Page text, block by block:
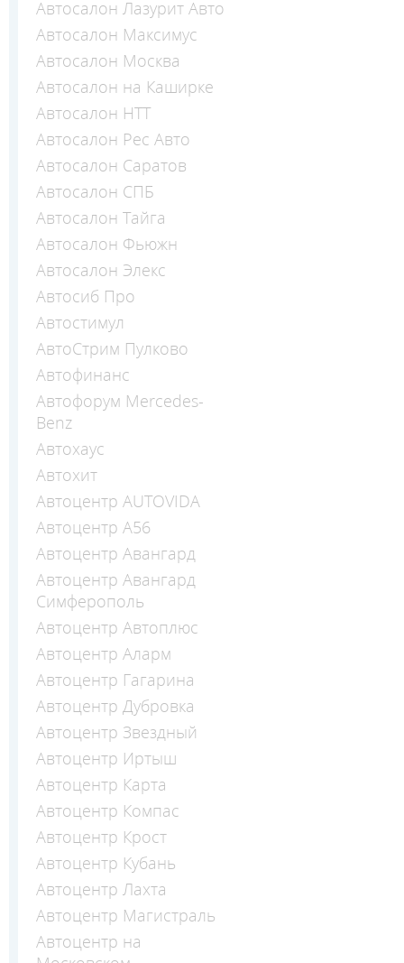
Автосалон Лазурит Авто
Автосалон Максимус
Автосалон Москва
Автосалон на Каширке
Автосалон НТТ
Автосалон Рес Авто
Автосалон Саратов
Автосалон СПБ
Автосалон Тайга
Автосалон Фьюжн
Автосалон Элекс
Автосиб Про
Автостимул
АвтоСтрим Пулково
Автофинанс
Автофорум Mercedes-
Benz
Автохаус
Автохит
Автоцентр AUTOVIDA
Автоцентр А56
Автоцентр Авангард
Автоцентр Авангард
Симферополь
Автоцентр Автоплюс
Автоцентр Аларм
Автоцентр Гагарина
Автоцентр Дубровка
Автоцентр Звездный
Автоцентр Иртыш
Автоцентр Карта
Автоцентр Компас
Автоцентр Крост
Автоцентр Кубань
Автоцентр Лахта
Автоцентр Магистраль
Автоцентр на